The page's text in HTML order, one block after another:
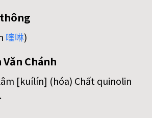
喹啉)
Chánh
[kuílín] (hóa) Chất quinolin